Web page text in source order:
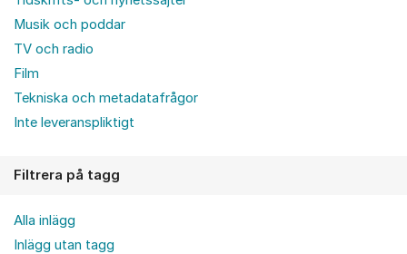
Musik och poddar
TV och radio
Film
Tekniska och metadatafrågor
Inte leveranspliktigt
Filtrera på tagg
Alla inlägg
Inlägg utan tagg